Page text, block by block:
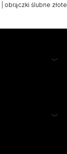
obrączki ślubne złote